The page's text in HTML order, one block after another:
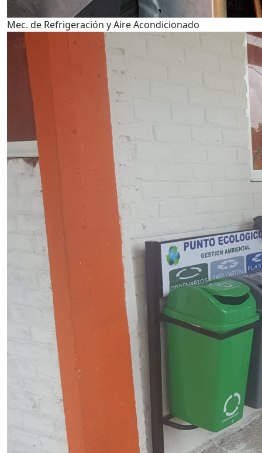
Mec. de Refrigeración y Aire Acondicionado